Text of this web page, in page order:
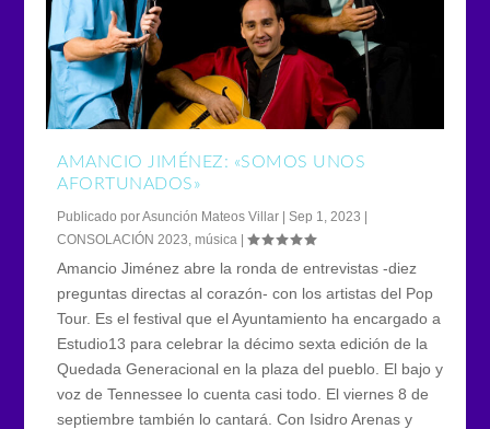
AMANCIO JIMÉNEZ: «SOMOS UNOS
AFORTUNADOS»
Publicado porAsunción Mateos Villar |Sep 1, 2023 |
CONSOLACIÓN 2023 ,música |
Amancio Jiménez abre la ronda de entrevistas -diez
preguntas directas al corazón- con los artistas del Pop
Tour. Es el festival que el Ayuntamiento ha encargado a
Estudio13 para celebrar la décimo sexta edición de la
Quedada Generacional en la plaza del pueblo. El bajo y
voz de Tennessee lo cuenta casi todo. El viernes 8 de
septiembre también lo cantará. Con Isidro Arenas y